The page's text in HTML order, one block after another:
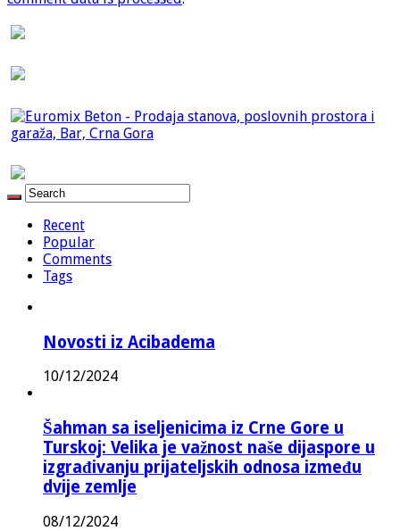
Recent
Popular
Comments
Tags
Novosti iz Acibadema
10/12/2024
Šahman sa iseljenicima iz Crne Gore u
Turskoj: Velika je važnost naše dijaspore u
izgrađivanju prijateljskih odnosa između
dvije zemlje
08/12/2024